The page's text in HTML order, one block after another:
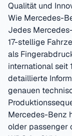
Qualität und
Wie Mercedes-
Jedes
17-stellige
als
international seit
detaillierte
genauen
Mercedes-Benz
older passenger